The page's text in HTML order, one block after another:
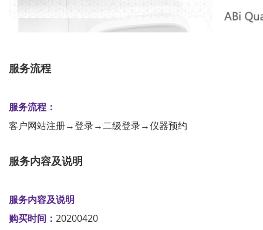
服务流程
服务流程：
客户网站注册→登录→二级登录→仪器预约
服务内容及说明
服务内容及说明
购买时间： 20200420